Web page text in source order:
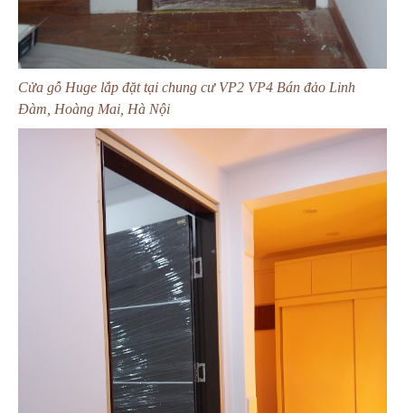
Cửa gỗ Huge lắp đặt tại chung cư VP2 VP4 Bán đảo Linh
Đàm, Hoàng Mai, Hà Nội